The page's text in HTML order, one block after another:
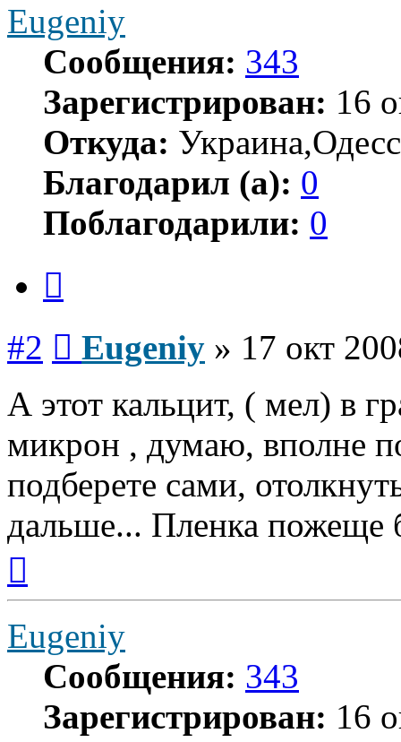
Eugeniy
Сообщения: 343
Зарегистрирован: 16
Откуда:
Благодарил (а): 0
Поблагодарили: 0
#2 Eugeniy » 17 окт
А этот кальцит, ( мел) в
микрон , думаю, вполне
подберете сами,
дальше... Пленка пожеще
началу
Eugeniy
Сообщения: 343
Зарегистрирован: 16